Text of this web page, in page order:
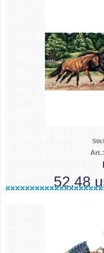
52.48